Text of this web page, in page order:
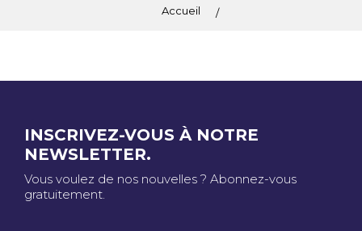
Accueil
INSCRIVEZ-VOUS À NOTRE
NEWSLETTER.
Vous voulez de nos nouvelles ? Abonnez-vous
gratuitement.